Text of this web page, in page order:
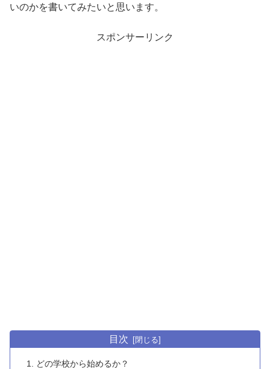
いのかを書いてみたいと思います。
スポンサーリンク
目次
どの学校から始めるか？